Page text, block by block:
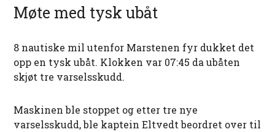
Møte med tysk ubåt
8 nautiske mil utenfor Marstenen fyr dukket det
opp en tysk ubåt. Klokken var 07:45 da ubåten
skjøt tre varselsskudd.
Maskinen ble stoppet og etter tre nye
varselsskudd, ble kaptein Eltvedt beordret over til